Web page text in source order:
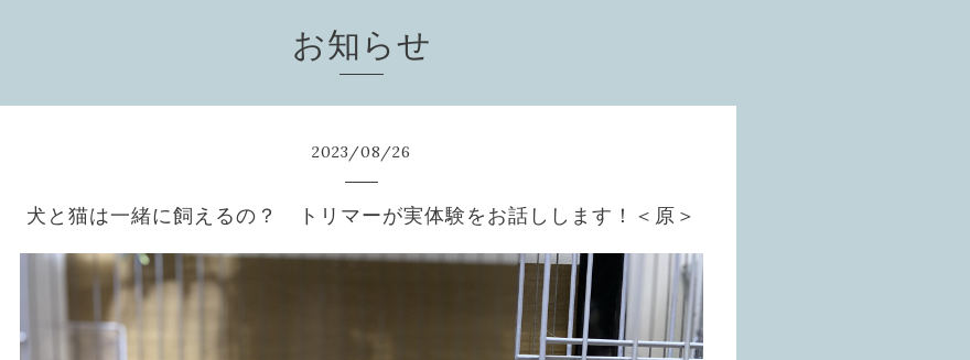
お知らせ
2023/08/26
犬と猫は一緒に飼えるの？ トリマーが実体験をお話しします！＜原＞